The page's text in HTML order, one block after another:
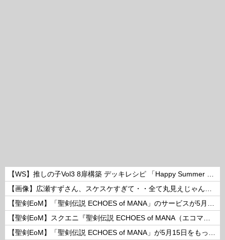
【WS】推しの子Vol3 8扉構築 デッキレシピ 「Happy Summer ルビー 」
【画像】広瀬すずさん、スケスケすぎて・・全て丸見えじゃん！ 他
【聖剣EoM】「聖剣伝説 ECHOES of MANA」のサービスが5月15日15：00をもって終了に
【聖剣EoM】スクエニ『聖剣伝説 ECHOES of MANA（エコマナ）』が2023年5月15日をもって運営サービス終了を発表
【聖剣EoM】「聖剣伝説 ECHOES of MANA」が5月15日をもってサービス終了に